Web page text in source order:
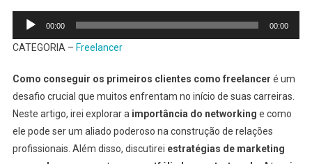
Tocador
áudio
00:00 00:00
CATEGORIA – Freelancer
Como conseguir os primeiros clientes como freelancer é um
desafio crucial que muitos enfrentam no início de suas carreiras.
Neste artigo, irei explorar a importância do networking e como
ele pode ser um aliado poderoso na construção de relações
profissionais. Além disso, discutirei estratégias de marketing